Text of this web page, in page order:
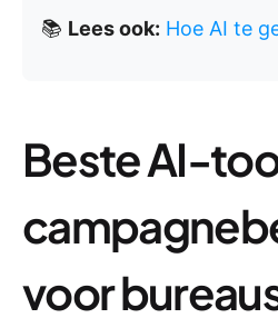
📚 Lees ook: Hoe AI te
Beste AI-
voor